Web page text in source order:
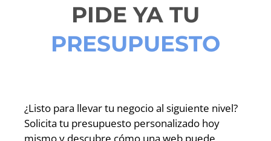
PIDE YA TU
PRESUPUESTO
¿Listo para llevar tu negocio al siguiente nivel?
Solicita tu presupuesto personalizado hoy
mismo y descubre cómo una web puede